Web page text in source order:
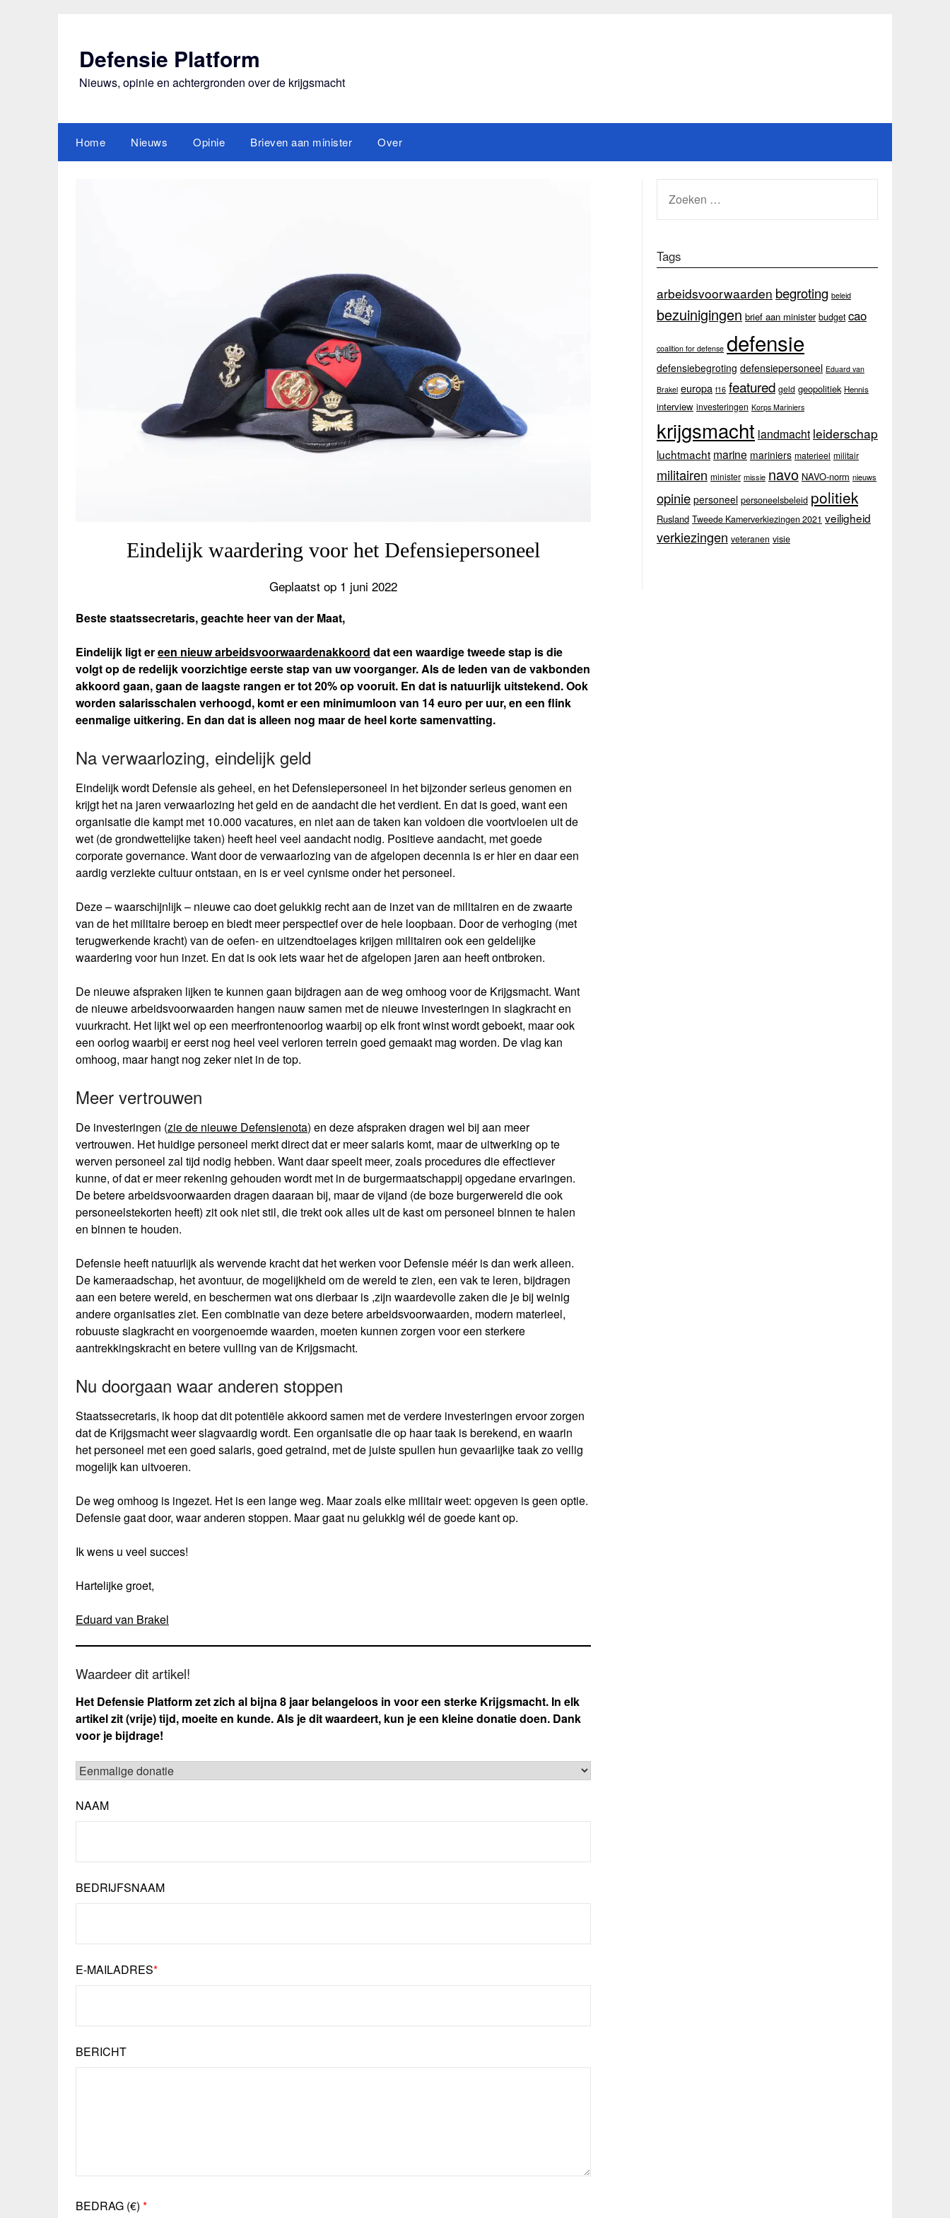
Defensie Platform
Nieuws, opinie en achtergronden over de krijgsmacht
Home Nieuws Opinie Brieven aan minister Over
Eindelijk waardering voor het Defensiepersoneel
Geplaatst op 1 juni 2022
Beste staatssecretaris, geachte heer van der Maat,
Eindelijk ligt ereen nieuw arbeidsvoorwaardenakkoord dat een waardige tweede stap is die
volgt op de redelijk voorzichtige eerste stap van uw voorganger. Als de leden van de vakbonden
akkoord gaan, gaan de laagste rangen er tot 20% op vooruit. En dat is natuurlijk uitstekend. Ook
worden salarisschalen verhoogd, komt er een minimumloon van 14 euro per uur, en een flink
eenmalige uitkering. En dan dat is alleen nog maar de heel korte samenvatting.
Na verwaarlozing, eindelijk geld
Eindelijk wordt Defensie als geheel, en het Defensiepersoneel in het bijzonder serieus genomen en
krijgt het na jaren verwaarlozing het geld en de aandacht die het verdient. En dat is goed, want een
organisatie die kampt met 10.000 vacatures, en niet aan de taken kan voldoen die voortvloeien uit de
wet (de grondwettelijke taken) heeft heel veel aandacht nodig. Positieve aandacht, met goede
corporate governance. Want door de verwaarlozing van de afgelopen decennia is er hier en daar een
aardig verziekte cultuur ontstaan, en is er veel cynisme onder het personeel.
Deze – waarschijnlijk – nieuwe cao doet gelukkig recht aan de inzet van de militairen en de zwaarte
van de het militaire beroep en biedt meer perspectief over de hele loopbaan. Door de verhoging (met
terugwerkende kracht) van de oefen- en uitzendtoelages krijgen militairen ook een geldelijke
waardering voor hun inzet. En dat is ook iets waar het de afgelopen jaren aan heeft ontbroken.
De nieuwe afspraken lijken te kunnen gaan bijdragen aan de weg omhoog voor de Krijgsmacht. Want
de nieuwe arbeidsvoorwaarden hangen nauw samen met de nieuwe investeringen in slagkracht en
vuurkracht. Het lijkt wel op een meerfrontenoorlog waarbij op elk front winst wordt geboekt, maar ook
een oorlog waarbij er eerst nog heel veel verloren terrein goed gemaakt mag worden. De vlag kan
omhoog, maar hangt nog zeker niet in de top.
Meer vertrouwen
De investeringen (zie de nieuwe Defensienota) en deze afspraken dragen wel bij aan meer
vertrouwen. Het huidige personeel merkt direct dat er meer salaris komt, maar de uitwerking op te
werven personeel zal tijd nodig hebben. Want daar speelt meer, zoals procedures die effectiever
kunne, of dat er meer rekening gehouden wordt met in de burgermaatschappij opgedane ervaringen.
De betere arbeidsvoorwaarden dragen daaraan bij, maar de vijand (de boze burgerwereld die ook
personeelstekorten heeft) zit ook niet stil, die trekt ook alles uit de kast om personeel binnen te halen
en binnen te houden.
Defensie heeft natuurlijk als wervende kracht dat het werken voor Defensie méér is dan werk alleen.
De kameraadschap, het avontuur, de mogelijkheid om de wereld te zien, een vak te leren, bijdragen
aan een betere wereld, en beschermen wat ons dierbaar is ,zijn waardevolle zaken die je bij weinig
andere organisaties ziet. Een combinatie van deze betere arbeidsvoorwaarden, modern materieel,
robuuste slagkracht en voorgenoemde waarden, moeten kunnen zorgen voor een sterkere
aantrekkingskracht en betere vulling van de Krijgsmacht.
Nu doorgaan waar anderen stoppen
Staatssecretaris, ik hoop dat dit potentiële akkoord samen met de verdere investeringen ervoor zorgen
dat de Krijgsmacht weer slagvaardig wordt. Een organisatie die op haar taak is berekend, en waarin
het personeel met een goed salaris, goed getraind, met de juiste spullen hun gevaarlijke taak zo veilig
mogelijk kan uitvoeren.
De weg omhoog is ingezet. Het is een lange weg. Maar zoals elke militair weet: opgeven is geen optie.
Defensie gaat door, waar anderen stoppen. Maar gaat nu gelukkig wél de goede kant op.
Ik wens u veel succes!
Hartelijke groet,
Eduard van Brakel
Waardeer dit artikel!
Het Defensie Platform zet zich al bijna 8 jaar belangeloos in voor een sterke Krijgsmacht. In elk
artikel zit (vrije) tijd, moeite en kunde. Als je dit waardeert, kun je een kleine donatie doen. Dank
voor je bijdrage!
NAAM
BEDRIJFSNAAM
E-MAILADRES*
BERICHT
BEDRAG (€) *
NAAR:
Tags
arbeidsvoorwaarden begroting beleid
bezuinigingen brief aan minister budget cao
coalition for defense defensie
defensiebegroting defensiepersoneel Eduard van
Brakel europa f16 featured geld geopolitiek Hennis
interview investeringen Korps Mariniers
krijgsmacht landmacht leiderschap
luchtmacht marine mariniers materieel militair
militairen minister missie navo NAVO-norm nieuws
opinie personeel personeelsbeleid politiek
Rusland Tweede Kamerverkiezingen 2021 veiligheid
verkiezingen veteranen visie